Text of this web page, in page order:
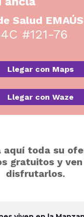
Salud
#121-76
Llegar con Maps
Llegar con Waze
aquí toda su
gratuitos y ven
disfrutarlos.